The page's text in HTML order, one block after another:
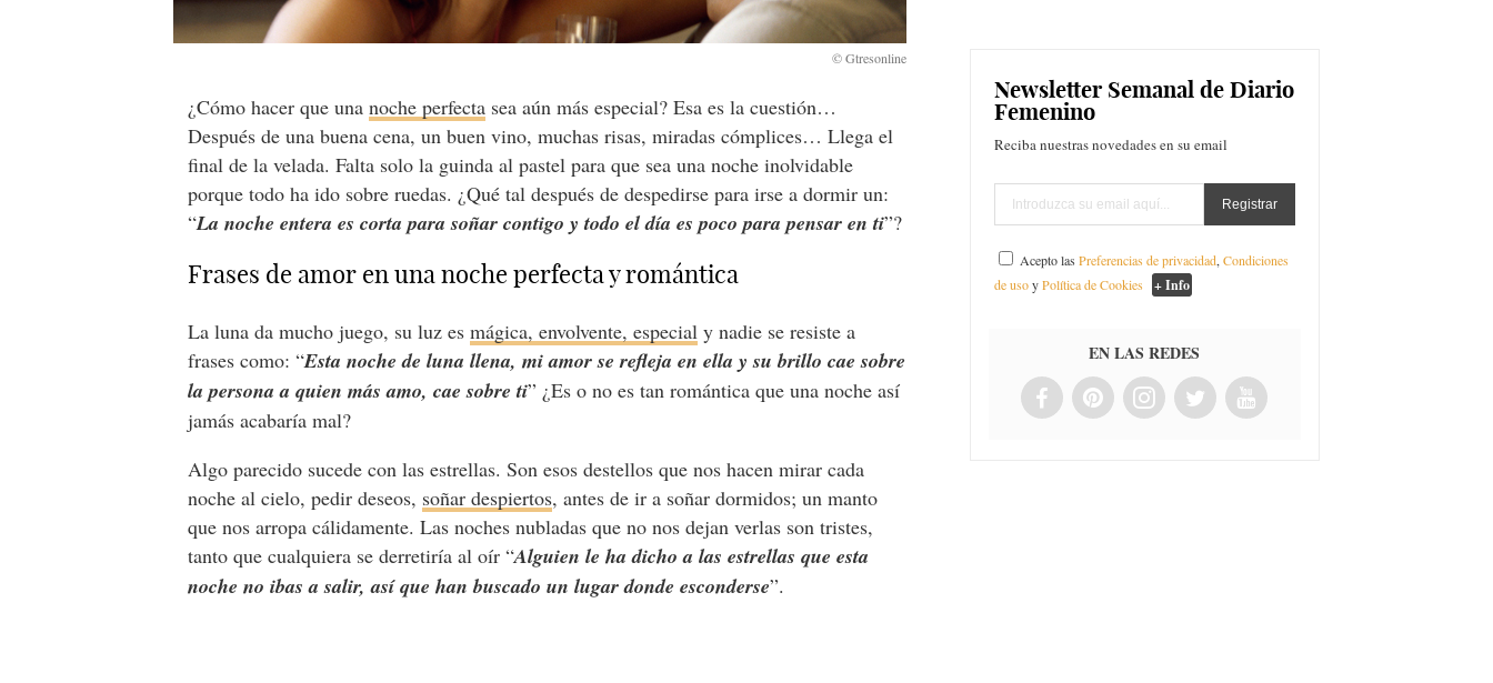
¿Cómo hacer que unanoche perfecta sea aún más especial? Esa es la cuestión…
Después de una buena cena, un buen vino, muchas risas, miradas cómplices… Llega el
final de la velada. Falta solo la guinda al pastel para que sea una noche inolvidable
porque todo ha ido sobre ruedas. ¿Qué tal después de despedirse para irse a dormir un:
“La noche entera es corta para soñar contigo y todo el día es poco para pensar en ti”?
Frases de amor en una noche perfecta y romántica
La luna da mucho juego, su luz esmágica, envolvente, especial y nadie se resiste a
frases como: “Esta noche de luna llena, mi amor se refleja en ella y su brillo cae sobre
la persona a quien más amo, cae sobre ti” ¿Es o no es tan romántica que una noche así
jamás acabaría mal?
Algo parecido sucede con las estrellas. Son esos destellos que nos hacen mirar cada
noche al cielo, pedir deseos, soñar despiertos, antes de ir a soñar dormidos; un manto
que nos arropa cálidamente. Las noches nubladas que no nos dejan verlas son tristes,
tanto que cualquiera se derretiría al oír “Alguien le ha dicho a las estrellas que esta
noche no ibas a salir, así que han buscado un lugar donde esconderse”.
Newsletter Semanal de Diario
Femenino
Reciba nuestras novedades en su email
Acepto lasPreferencias de privacidad,Condiciones
de usoyPolítica de Cookies + Info
EN LAS REDES